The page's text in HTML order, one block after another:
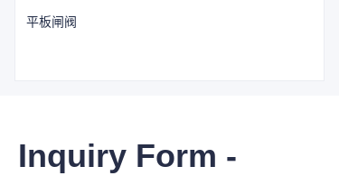
平板闸阀
Inquiry Form -